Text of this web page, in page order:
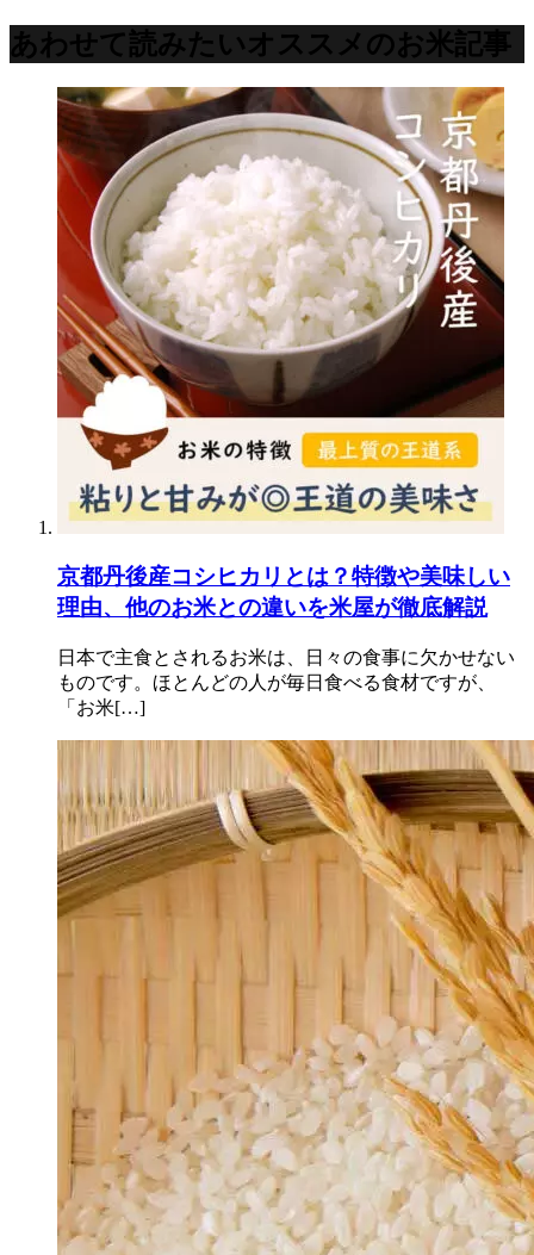
あわせて読みたいオススメのお米記事
京都丹後産コシヒカリとは？特徴や美味しい
理由、他のお米との違いを米屋が徹底解説
日本で主食とされるお米は、日々の食事に欠かせない
ものです。ほとんどの人が毎日食べる食材ですが、
「お米[…]